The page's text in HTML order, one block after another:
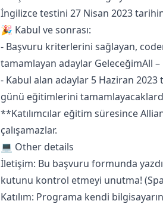
İngilizce testini 27 Nisan 2023
🎉 Kabul ve sonrası:
- Başvuru kriterlerini sağlayan,
tamamlayan adaylar GeleceğimAll
- Kabul alan adaylar 5 Haziran
günü eğitimlerini
**Katılımcılar eğitim süresince
çalışamazlar.
💻 Other details
İletişim: Bu başvuru formunda
kutunu kontrol etmeyi unutma!
Katılım: Programa kendi